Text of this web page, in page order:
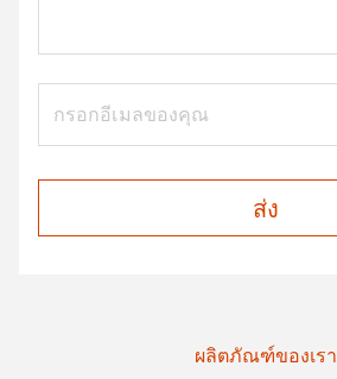
ส่ง
ผลิตภัณฑ์ของเรา